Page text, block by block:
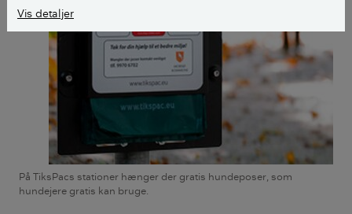
Vis detaljer
På TiksPacs stationer hænger der gratis hundeposer, som
hundejere gratis kan bruge.